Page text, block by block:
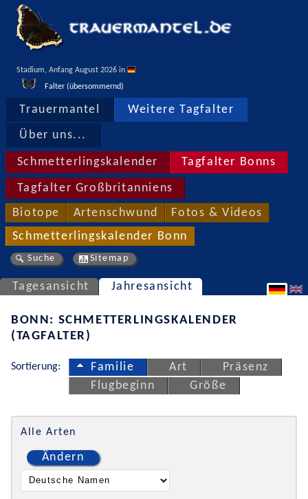
Stadium, Anfang August 2026 in
Falter (übersommernd)
Trauermantel Weitere Tagfalter
Über uns...
Schmetterlingskalender Tagfalter Bonns
Tagfalter Großbritanniens
Biotope Artenschwund Fotos & Videos
Schmetterlingskalender Bonn
Suche Sitemap
Tagesansicht Jahresansicht
BONN: SCHMETTERLINGSKALENDER
(TAGFALTER)
Sortierung: Familie Art
Präsenz
Flugbeginn
Größe
Alle Arten
Ändern